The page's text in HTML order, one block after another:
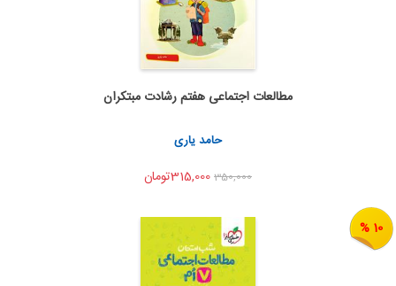
اضافه به سبد خرید
اشتراک گذاری
مطالعات اجتماعی هفتم رشادت مبتکران
حامد یاری
350,000
10 %